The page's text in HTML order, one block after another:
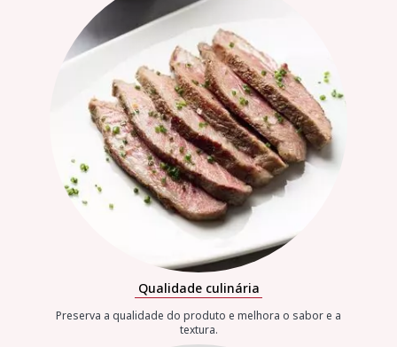
Qualidade culinária
Preserva a qualidade do produto e melhora o sabor e a
textura.